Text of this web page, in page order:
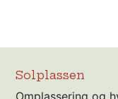
Solplassen
Omplassering og